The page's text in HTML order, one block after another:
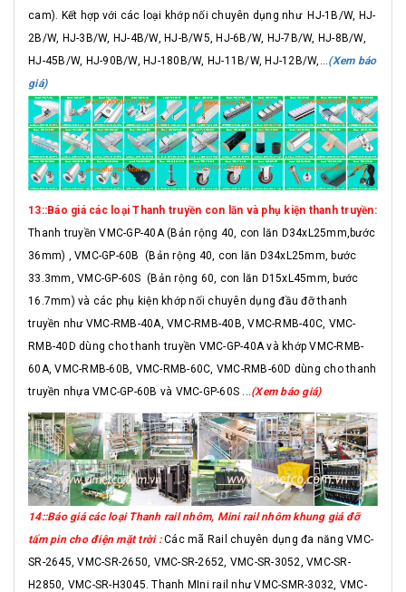
cam). Kết hợp với các loại khớp nối chuyên dụng như HJ-1B/W, HJ-
2B/W, HJ-3B/W, HJ-4B/W, HJ-B/W5, HJ-6B/W, HJ-7B/W, HJ-8B/W,
HJ-45B/W, HJ-90B/W, HJ-180B/W, HJ-11B/W, HJ-12B/W,... (Xem báo
giá)
13::Báo giá các loại Thanh truyền con lăn và phụ kiện thanh truyền:
Thanh truyền VMC-GP-40A (Bản rộng 40, con lăn D34xL25mm,bước
36mm) , VMC-GP-60B (Bản rộng 40, con lăn D34xL25mm, bước
33.3mm, VMC-GP-60S (Bản rộng 60, con lăn D15xL45mm, bước
16.7mm) và các phụ kiện khớp nối chuyên dụng đầu đỡ thanh
truyền như VMC-RMB-40A, VMC-RMB-40B, VMC-RMB-40C, VMC-
RMB-40D dùng cho thanh truyền VMC-GP-40A và khớp VMC-RMB-
60A, VMC-RMB-60B, VMC-RMB-60C, VMC-RMB-60D dùng cho thanh
truyền nhựa VMC-GP-60B và VMC-GP-60S ... (Xem báo giá)
14::Báo giá các loại Thanh rail nhôm, Mini rail nhôm khung giá đỡ
tấm pin cho điện mặt trời :Các mã Rail chuyên dụng đa năng VMC-
SR-2645, VMC-SR-2650, VMC-SR-2652, VMC-SR-3052, VMC-SR-
H2850, VMC-SR-H3045. Thanh MIni rail như VMC-SMR-3032, VMC-